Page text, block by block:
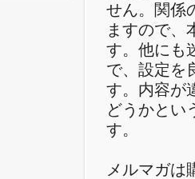
せん。関係
ますので、
す。他にも
で、設定を
す。内容が
どうかとい
す。
メルマガは